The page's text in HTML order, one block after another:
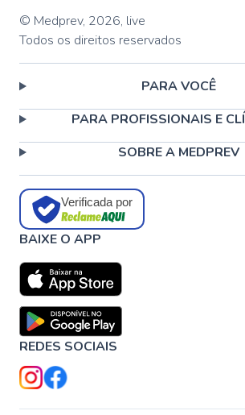
© Medprev, 2026, live
Todos os direitos reservados
PARA VOCÊ
PARA PROFISSIONAIS E
SOBRE A MEDPREV
Verificada por
BAIXE O APP
REDES SOCIAIS